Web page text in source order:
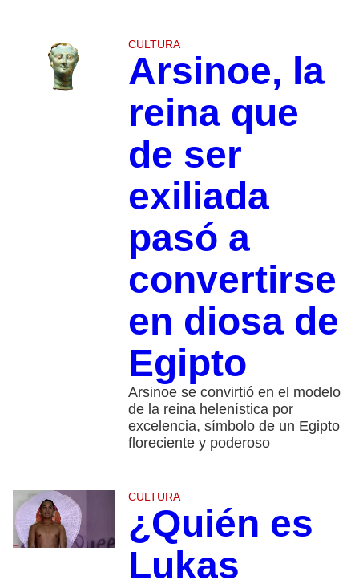
CULTURA
Arsinoe, la
reina que
de ser
exiliada
pasó a
convertirse
en diosa de
Egipto
Arsinoe se convirtió en el modelo
de la reina helenística por
excelencia, símbolo de un Egipto
floreciente y poderoso
CULTURA
¿Quién es
Lukas